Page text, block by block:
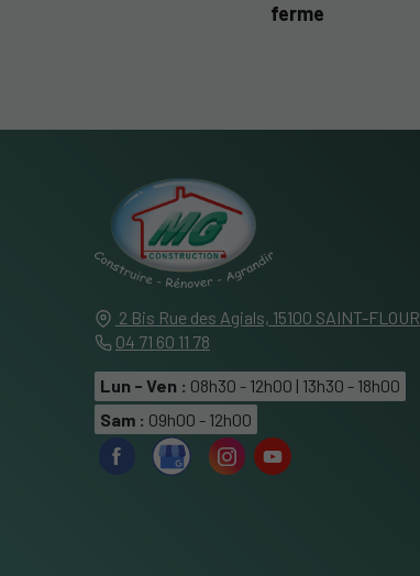
ferme
2 Bis Rue des Agials, 15100 SAINT-FLOUR
04 71 60 11 78
Lun - Ven : 08h30 - 12h00 | 13h30 - 18h00
Sam : 09h00 - 12h00